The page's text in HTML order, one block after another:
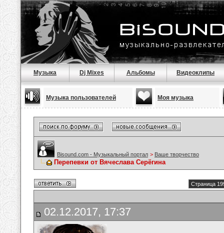
Музыка Dj Mixes Альбомы Видеоклипы
Музыка пользователей Моя музыка
Bisound.com - Музыкальный портал > Ваше творчество
Перепевки от Вячеслава Серёгина
Страница
02.12.2017, 17:37